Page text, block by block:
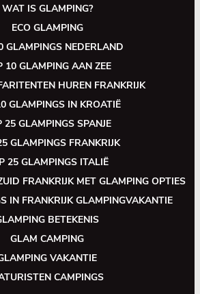
WAT IS GLAMPING?
ECO GLAMPING
GLAMPINGS NEDERLAND
10 GLAMPING AAN ZEE
HUREN FRANKRIJK
GLAMPINGS IN KROATIË
25 GLAMPINGS SPANJE
GLAMPINGS FRANKRIJK
25 GLAMPINGS ITALIË
FRANKRIJK MET GLAMPING OPTIES
IN FRANKRIJK GLAMPINGVAKANTIE
BETEKENIS
GLAM CAMPING
VAKANTIE
CAMPINGS